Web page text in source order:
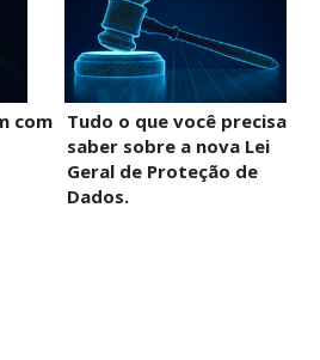
com
Tudo o que você precisa
saber sobre a nova Lei
Geral de Proteção de
Dados.